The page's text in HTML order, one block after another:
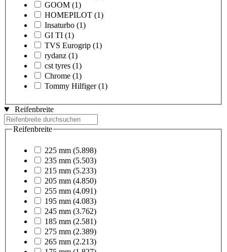
GOOM (1)
HOMEPILOT (1)
Insaturbo (1)
GI TI (1)
TVS Eurogrip (1)
rydanz (1)
cst tyres (1)
Chrome (1)
Tommy Hilfiger (1)
Reifenbreite
Reifenbreite
225 mm (5.898)
235 mm (5.503)
215 mm (5.233)
205 mm (4.850)
255 mm (4.091)
195 mm (4.083)
245 mm (3.762)
185 mm (2.581)
275 mm (2.389)
265 mm (2.213)